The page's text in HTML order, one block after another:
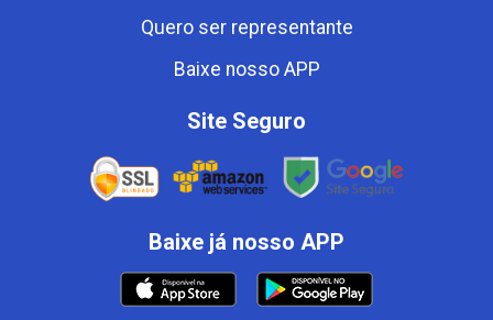
Quero ser representante
Baixe nosso APP
Site Seguro
Baixe já nosso APP